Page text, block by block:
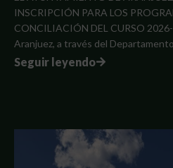
INSCRIPCIÓN PARA LOS
CONCILIACIÓN DEL CURSO
Aranjuez, a través del
Seguir leyendo